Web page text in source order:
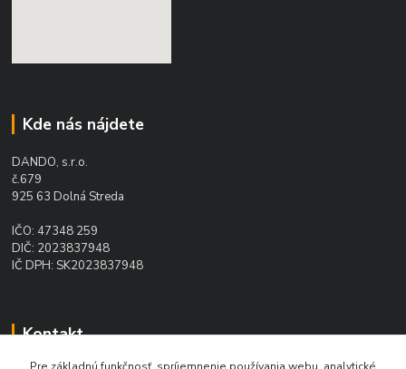
Kde nás nájdete
DANDO, s.r.o.
č.679
925 63 Dolná Streda
IČO: 47348 259
DIČ: 2023837948
IČ DPH: SK2023837948
Kontakt